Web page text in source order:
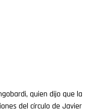
quien dijo que la
del círculo de Javier